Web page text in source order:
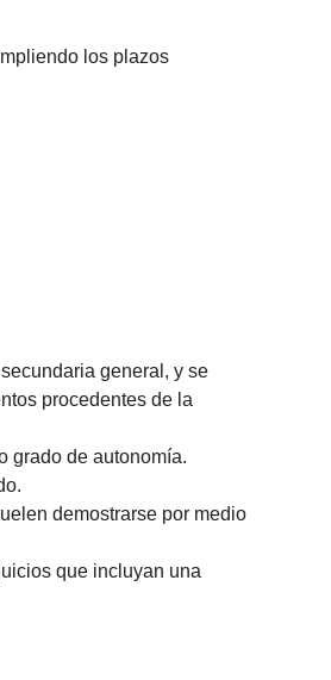
los plazos
general, y se
procedentes de la
grado de autonomía.
demostrarse por medio
que incluyan una